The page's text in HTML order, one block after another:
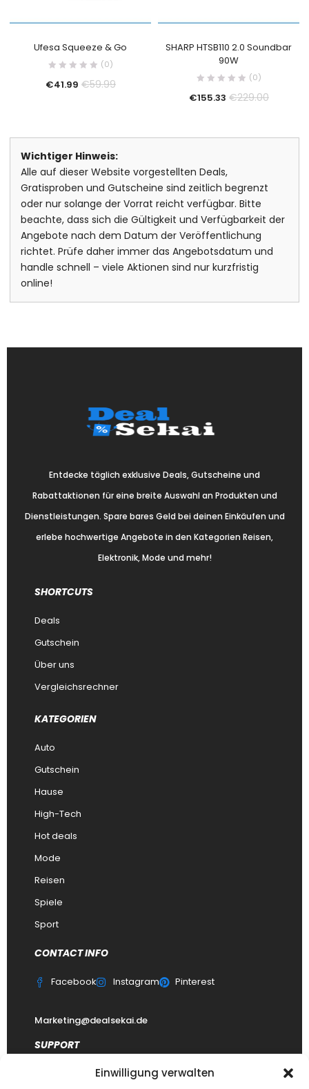
Einwilligung verwalten
Ufesa Squeeze & Go
(0)
€41.99 €59.99
SHARP HTSB110 2.0 Soundbar
90W
(0)
€155.33 €229.00
Wichtiger Hinweis:
Alle auf dieser Website vorgestellten Deals,
Gratisproben und Gutscheine sind zeitlich begrenzt
oder nur solange der Vorrat reicht verfügbar. Bitte
beachte, dass sich die Gültigkeit und Verfügbarkeit der
Angebote nach dem Datum der Veröffentlichung
richtet. Prüfe daher immer das Angebotsdatum und
handle schnell – viele Aktionen sind nur kurzfristig
online!
Entdecke täglich exklusive Deals, Gutscheine und
Rabattaktionen für eine breite Auswahl an Produkten und
Dienstleistungen. Spare bares Geld bei deinen Einkäufen und
erlebe hochwertige Angebote in den Kategorien Reisen,
Elektronik, Mode und mehr!
SHORTCUTS
Deals
Gutschein
Über uns
Vergleichsrechner
KATEGORIEN
Auto
Gutschein
Hause
High-Tech
Hot deals
Mode
Reisen
Spiele
Sport
CONTACT INFO
Facebook Instagram Pinterest
Marketing@dealsekai.de
SUPPORT